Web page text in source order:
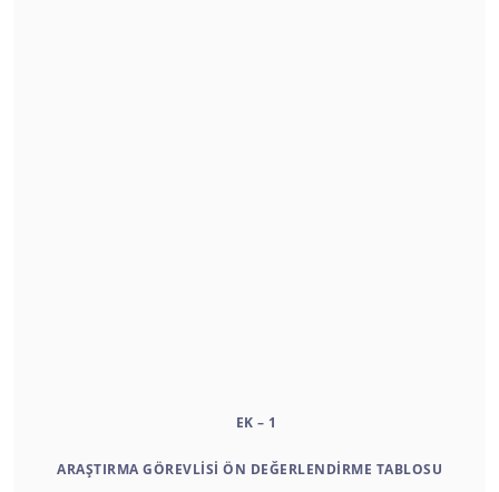
EK – 1
ARAŞTIRMA GÖREVLİSİ ÖN DEĞERLENDİRME TABLOSU